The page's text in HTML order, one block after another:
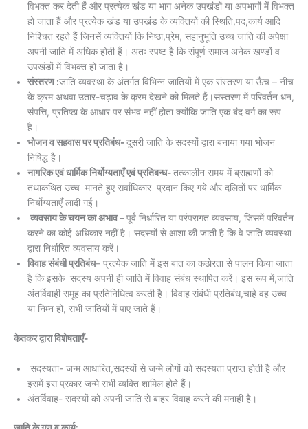
विभक्त कर देती हैं और प्रत्येक खंड या भाग अनेक उपखंडों या अपभागों में विभक्त
हो जाता हैं और प्रत्येक खंड या उपखंड के व्यक्तियों की स्थिति,पद,कार्य आदि
निश्चित रहते हैं जिनसें व्यक्तियों कि निष्ठा,प्रेम, सहानुभूति उच्च जाति की अपेक्षा
अपनी जाति में अधिक होती हैं। अतः स्पष्ट है कि संपूर्ण समाज अनेक खण्डों व
उपखंडों में विभक्त हो जाता है।
संस्तरण :जाति व्यवस्था के अंतर्गत विभिन्न जातियों में एक संस्तरण या ऊँच – नीच
के क्रम अथवा उतार-चढ़ाव के क्रम देखने को मिलते हैं।संस्तरण में परिवर्तन धन,
संपत्ति, प्रतिष्ठा के आधार पर संभव नहीं होता क्योंकि जाति एक बंद वर्ग का रूप
है।
भोजन व सहवास पर प्रतिबंध-दूसरी जाति के सदस्यों द्वारा बनाया गया भोजन
निषिद्ध है।
नागरिक एवं धार्मिक निर्योग्यताएँ एवं प्रतिबन्ध-तत्कालीन समय में ब्राह्मणों को
तथाकथित उच्च मानते हुए सर्वाधिकार प्रदान किए गये और दलितों पर धार्मिक
निर्योग्यताएँ लादी गई।
व्यवसाय के चयन का अभाव –पूर्व निर्धारित या परंपरागत व्यवसाय, जिसमें परिवर्तन
करने का कोई अधिकार नहीं है। सदस्यों से आशा की जाती है कि वे जाति व्यवस्था
द्वारा निर्धारित व्यवसाय करें।
विवाह संबंधी प्रतिबंध– प्रत्येक जाति में इस बात का कठोरता से पालन किया जाता
है कि इसके सदस्य अपनी ही जाति में विवाह संबंध स्थापित करें। इस रूप में,जाति
अंतर्विवाही समूह का प्रतिनिधित्व करती है। विवाह संबंधी प्रतिबंध,चाहे वह उच्च
या निम्न हो, सभी जातियों में पाए जाते हैं।
केतकर द्वारा विशेषताएँ-
सदस्यता- जन्म आधारित,सदस्यों से जन्मे लोगों को सदस्यता प्राप्त होती है और
इसमें इस प्रकार जन्मे सभी व्यक्ति शामिल होते हैं।
अंतर्विवाह- सदस्यों को अपनी जाति से बाहर विवाह करने की मनाही है।